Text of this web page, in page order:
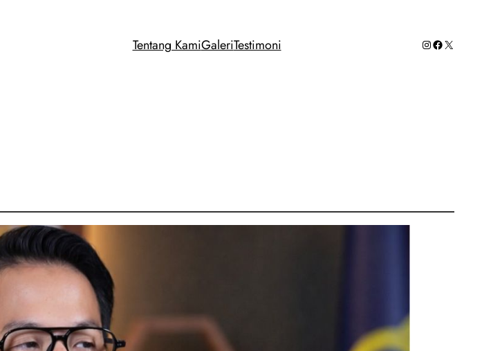
Tentang KamiGaleriTestimoni Instagram
Facebook
X